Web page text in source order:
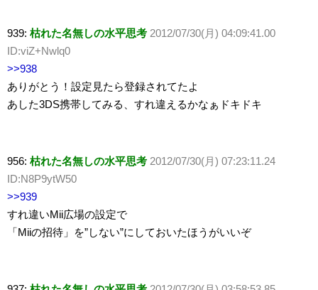
939: 枯れた名無しの水平思考 2012/07/30(月) 04:09:41.00
ID:viZ+Nwlq0
>>938
ありがとう！設定見たら登録されてたよ
あした3DS携帯してみる、すれ違えるかなぁドキドキ
956: 枯れた名無しの水平思考 2012/07/30(月) 07:23:11.24
ID:N8P9ytW50
>>939
すれ違いMii広場の設定で
「Miiの招待」を”しない”にしておいたほうがいいぞ